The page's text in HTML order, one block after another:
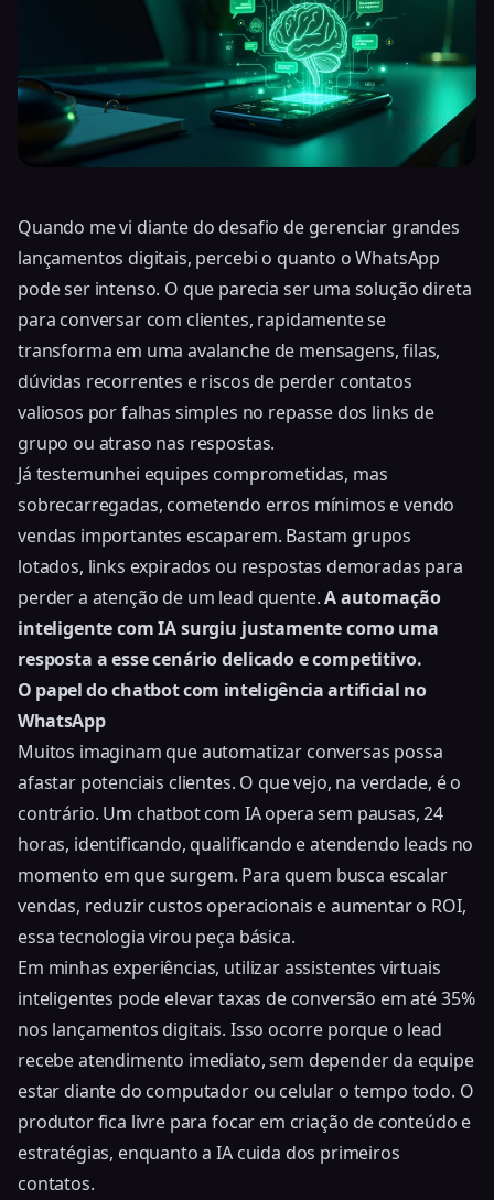
Quando me vi diante do desafio de gerenciar grandes
lançamentos digitais, percebi o quanto o WhatsApp
pode ser intenso. O que parecia ser uma solução direta
para conversar com clientes, rapidamente se
transforma em uma avalanche de mensagens, filas,
dúvidas recorrentes e riscos de perder contatos
valiosos por falhas simples no repasse dos links de
grupo ou atraso nas respostas.
Já testemunhei equipes comprometidas, mas
sobrecarregadas, cometendo erros mínimos e vendo
vendas importantes escaparem. Bastam grupos
lotados, links expirados ou respostas demoradas para
perder a atenção de um lead quente.A automação
inteligente com IA surgiu justamente como uma
resposta a esse cenário delicado e competitivo.
O papel do chatbot com inteligência artificial no
WhatsApp
Muitos imaginam que automatizar conversas possa
afastar potenciais clientes. O que vejo, na verdade, é o
contrário. Um chatbot com IA opera sem pausas, 24
horas, identificando, qualificando e atendendo leads no
momento em que surgem. Para quem busca escalar
vendas, reduzir custos operacionais e aumentar o ROI,
essa tecnologia virou peça básica.
Em minhas experiências, utilizar assistentes virtuais
inteligentes pode elevar taxas de conversão em até 35%
nos lançamentos digitais. Isso ocorre porque o lead
recebe atendimento imediato, sem depender da equipe
estar diante do computador ou celular o tempo todo. O
produtor fica livre para focar em criação de conteúdo e
estratégias, enquanto a IA cuida dos primeiros
contatos.